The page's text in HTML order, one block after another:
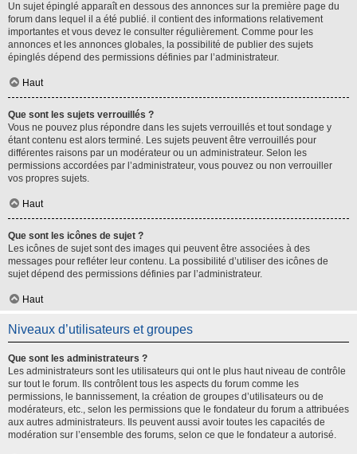
Un sujet épinglé apparaît en dessous des annonces sur la première page du
forum dans lequel il a été publié. il contient des informations relativement
importantes et vous devez le consulter régulièrement. Comme pour les
annonces et les annonces globales, la possibilité de publier des sujets
épinglés dépend des permissions définies par l’administrateur.
Haut
Que sont les sujets verrouillés ?
Vous ne pouvez plus répondre dans les sujets verrouillés et tout sondage y
étant contenu est alors terminé. Les sujets peuvent être verrouillés pour
différentes raisons par un modérateur ou un administrateur. Selon les
permissions accordées par l’administrateur, vous pouvez ou non verrouiller
vos propres sujets.
Haut
Que sont les icônes de sujet ?
Les icônes de sujet sont des images qui peuvent être associées à des
messages pour refléter leur contenu. La possibilité d’utiliser des icônes de
sujet dépend des permissions définies par l’administrateur.
Haut
Niveaux d’utilisateurs et groupes
Que sont les administrateurs ?
Les administrateurs sont les utilisateurs qui ont le plus haut niveau de contrôle
sur tout le forum. Ils contrôlent tous les aspects du forum comme les
permissions, le bannissement, la création de groupes d’utilisateurs ou de
modérateurs, etc., selon les permissions que le fondateur du forum a attribuées
aux autres administrateurs. Ils peuvent aussi avoir toutes les capacités de
modération sur l’ensemble des forums, selon ce que le fondateur a autorisé.